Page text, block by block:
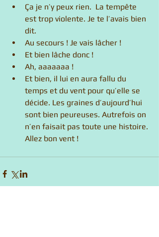
Ça je n’y peux rien.  La tempête
est trop violente. Je te l’avais bien
dit.
Au secours ! Je vais lâcher !
Et bien lâche donc !
Ah, aaaaaaa !
Et bien, il lui en aura fallu du
temps et du vent pour qu’elle se
décide. Les graines d’aujourd’hui
sont bien peureuses. Autrefois on
n’en faisait pas toute une histoire.
Allez bon vent !